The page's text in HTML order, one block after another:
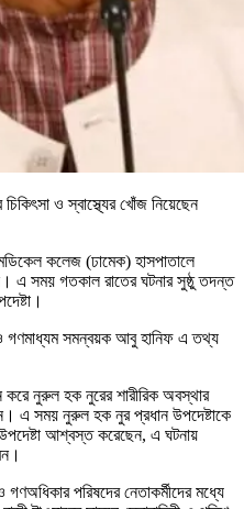
ও স্বাস্থ্যের খোঁজ নিয়েছেন
কলেজ (ঢামেক) হাসপাতালে
এ সময় গতকাল রাতের ঘটনার সুষ্ঠু তদন্ত
গণমাধ্যম সমন্বয়ক আবু হানিফ এ তথ্য
নুরুল হক নুরের শারীরিক অবস্থার
এ সময় নুরুল হক নুর প্রধান উপদেষ্টাকে
আশ্বস্ত করেছেন, এ ঘটনায়
পরিষদের নেতাকর্মীদের মধ্যে